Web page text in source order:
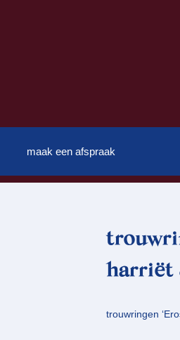
maak een afspraak
harriët
trouwringen